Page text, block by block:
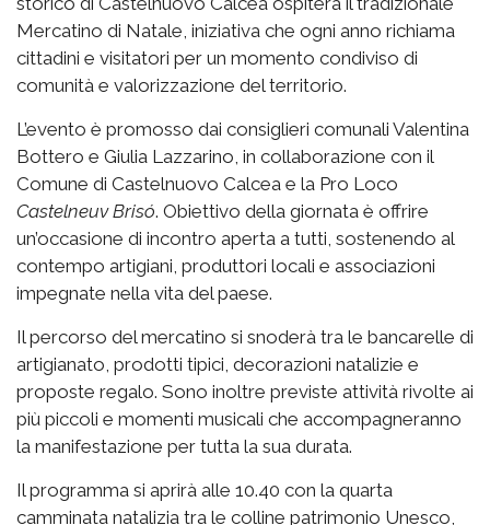
Mercatino di Natale, iniziativa che ogni anno richiama
cittadini e visitatori per un momento condiviso di
comunità e valorizzazione del territorio.
L’evento è promosso dai consiglieri comunali Valentina
Bottero e Giulia Lazzarino, in collaborazione con il
Comune di Castelnuovo Calcea e la Pro Loco
Castelneuv Brisó. Obiettivo della giornata è offrire
un’occasione di incontro aperta a tutti, sostenendo al
contempo artigiani, produttori locali e associazioni
impegnate nella vita del paese.
Il percorso del mercatino si snoderà tra le bancarelle di
artigianato, prodotti tipici, decorazioni natalizie e
proposte regalo. Sono inoltre previste attività rivolte ai
più piccoli e momenti musicali che accompagneranno
la manifestazione per tutta la sua durata.
Il programma si aprirà alle 10.40 con la quarta
camminata natalizia tra le colline patrimonio Unesco,